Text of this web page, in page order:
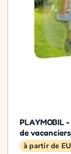
PLAYMOBIL
de vacanciers
à partir de